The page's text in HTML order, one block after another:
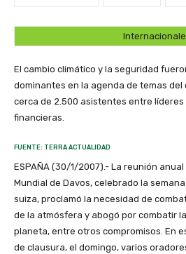
El cambio climático y la seguridad
dominantes en la agenda de temas
cerca de 2.500 asistentes entre
financieras.
FUENTE: TERRA ACTUALIDAD
ESPAÑA (30/1/2007).- La reunión
Mundial de Davos, celebrado la
suiza, proclamó la necesidad de
de la atmósfera y abogó por combatir
planeta, entre otros compromisos. En
de clausura, el domingo, varios